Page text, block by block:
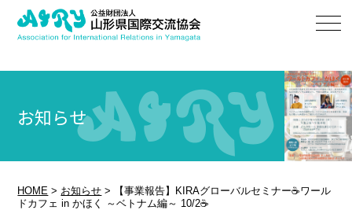
お知らせ
HOME > お知らせ >
【事業報告】KIRAグローバルセミナー☕ワール
ドカフェ in かほく ～ベトナム編～ 10/2☕